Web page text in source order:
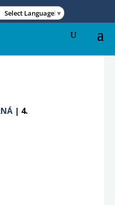
Select Language ▼
| 4.